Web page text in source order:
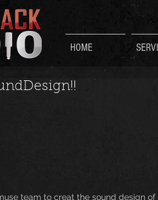
HOME
team to creat the sound design of